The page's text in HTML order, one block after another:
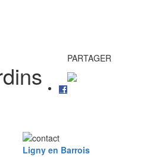
PARTAGER
Ligny en Barrois